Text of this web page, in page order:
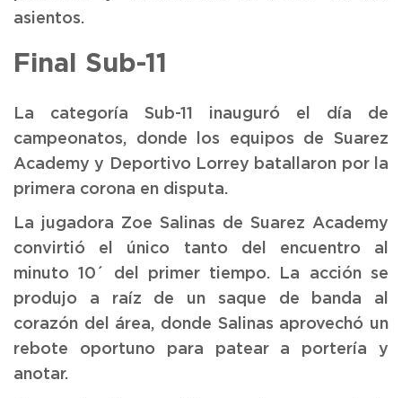
asientos.
Final Sub-11
La categoría Sub-11 inauguró el día de
campeonatos, donde los equipos de Suarez
Academy y Deportivo Lorrey batallaron por la
primera corona en disputa.
La jugadora Zoe Salinas de Suarez Academy
convirtió el único tanto del encuentro al
minuto 10´ del primer tiempo. La acción se
produjo a raíz de un saque de banda al
corazón del área, donde Salinas aprovechó un
rebote oportuno para patear a portería y
anotar.